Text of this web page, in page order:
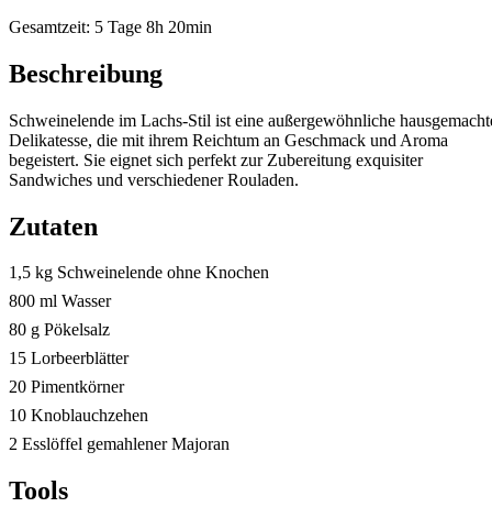
Gesamtzeit: 5 Tage 8h 20min
Beschreibung
Schweinelende im Lachs-Stil ist eine außergewöhnliche
Delikatesse, die mit ihrem Reichtum an Geschmack und Aroma
begeistert. Sie eignet sich perfekt zur Zubereitung exquisiter
Sandwiches und verschiedener Rouladen.
Zutaten
1,5 kg Schweinelende ohne Knochen
800 ml Wasser
80 g Pökelsalz
15 Lorbeerblätter
20 Pimentkörner
10 Knoblauchzehen
2 Esslöffel gemahlener Majoran
Tools